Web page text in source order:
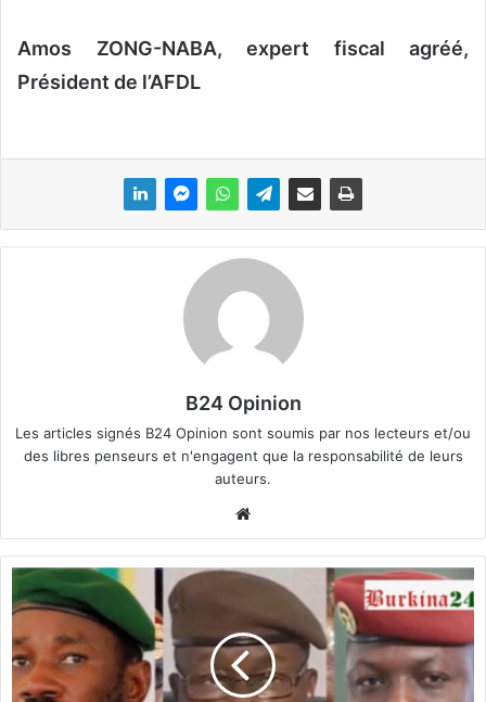
Amos ZONG-NABA, expert fiscal agréé,
Président de l’AFDL
B24 Opinion
Les articles signés B24 Opinion sont soumis par nos lecteurs et/ou
des libres penseurs et n'engagent que la responsabilité de leurs
auteurs.
bsi
te
e
a
r
d